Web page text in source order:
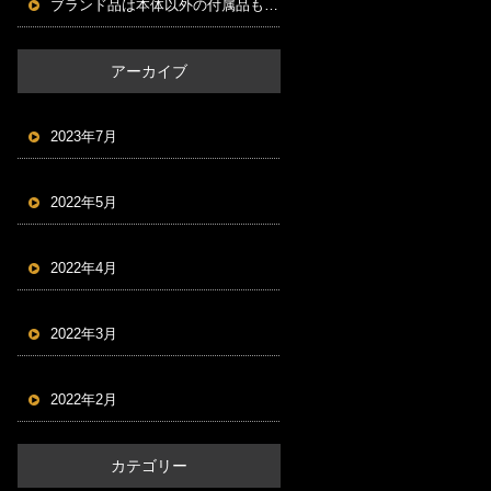
ブランド品は本体以外の付属品もセットにする！
アーカイブ
2023年7月
2022年5月
2022年4月
2022年3月
2022年2月
カテゴリー